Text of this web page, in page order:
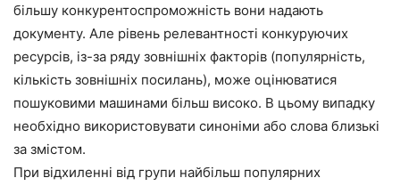
більшу конкурентоспроможність вони надають
документу. Але рівень релевантності конкуруючих
ресурсів, із-за ряду зовнішніх факторів (популярність,
кількість зовнішніх посилань), може оцінюватися
пошуковими машинами більш високо. В цьому випадку
необхідно використовувати синоніми або слова близькі
за змістом.
При відхиленні від групи найбільш популярних